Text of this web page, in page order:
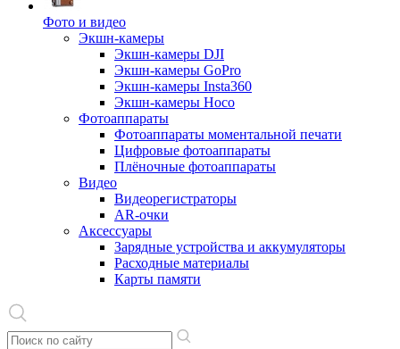
Фото и видео
Экшн-камеры
Экшн-камеры DJI
Экшн-камеры GoPro
Экшн-камеры Insta360
Экшн-камеры Hoco
Фотоаппараты
Фотоаппараты моментальной печати
Цифровые фотоаппараты
Плёночные фотоаппараты
Видео
Видеорегистраторы
AR-очки
Аксессуары
Зарядные устройства и аккумуляторы
Расходные материалы
Карты памяти